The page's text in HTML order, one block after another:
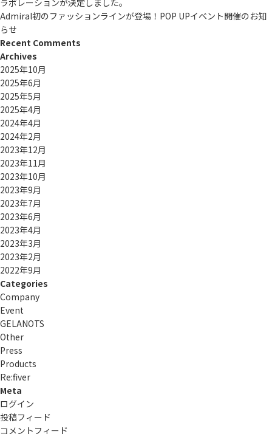
ラボレーションが決定しました。
Admiral初のファッションラインが登場！POP UPイベント開催のお知
らせ
Recent Comments
Archives
2025年10月
2025年6月
2025年5月
2025年4月
2024年4月
2024年2月
2023年12月
2023年11月
2023年10月
2023年9月
2023年7月
2023年6月
2023年4月
2023年3月
2023年2月
2022年9月
Categories
Company
Event
GELANOTS
Other
Press
Products
Re:ﬁver
Meta
ログイン
投稿フィード
コメントフィード